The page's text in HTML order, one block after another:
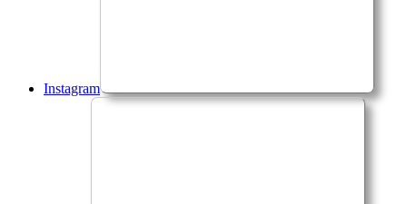
Instagram